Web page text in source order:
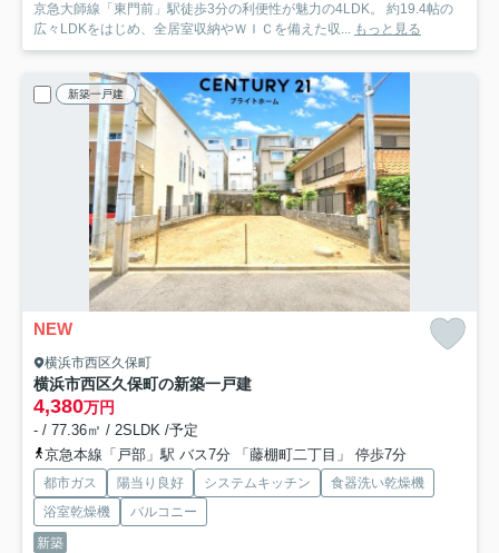
京急大師線「東門前」駅徒歩3分の利便性が魅力の4LDK。 約19.4帖の
広々LDKをはじめ、全居室収納やＷＩＣを備えた収... もっと見る
新築一戸建
NEW
横浜市西区久保町
横浜市西区久保町の新築一戸建
4,380万円
- / 77.36㎡ / 2SLDK /予定
京急本線「戸部」駅 バス7分 「藤棚町二丁目」 停歩7分
都市ガス 陽当り良好 システムキッチン
食器洗い乾燥機
浴室乾燥機
バルコニー
新築